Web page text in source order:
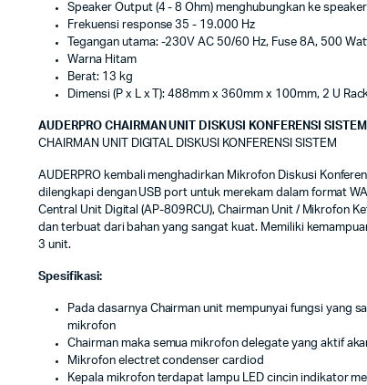
Speaker Output (4 - 8 Ohm) menghubungkan ke
Frekuensi response 35 - 19.000 Hz
Tegangan utama: -230V AC 50/60 Hz, Fuse 8A, 500
Warna Hitam
Berat: 13 kg
Dimensi (P x L x T): 488mm x 360mm x 100mm, 2 U
AUDERPRO CHAIRMAN UNIT DISKUSI KONFERENSI
CHAIRMAN UNIT DIGITAL DISKUSI KONFERENSI SISTEM
AUDERPRO kembali menghadirkan Mikrofon Diskusi
dilengkapi dengan USB port untuk merekam dalam format
Central Unit Digital (AP-809RCU), Chairman Unit / Mikrofon
dan terbuat dari bahan yang sangat kuat. Memiliki
3 unit.
Spesifikasi:
Pada dasarnya Chairman unit mempunyai fungsi yang
mikrofon
Chairman maka semua mikrofon delegate yang aktif
Mikrofon electret condenser cardiod
Kepala mikrofon terdapat lampu LED cincin indikator